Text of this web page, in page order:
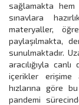
sağlamakta hem
sınavlara
materyaller,
paylaşılmakta,
sunulmaktadır.
aracılığıyla
içerikler erişime
hızlarına göre
pandemi